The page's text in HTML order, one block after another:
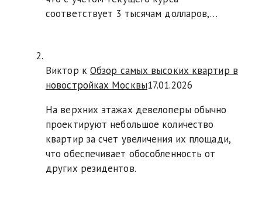
соответствует 3 тысячам долларов,…
Виктор к Обзор самых высоких квартир в
новостройках Москвы17.01.2026
На верхних этажах девелоперы обычно
проектируют небольшое количество
квартир за счет увеличения их площади,
что обеспечивает обособленность от
других резидентов.